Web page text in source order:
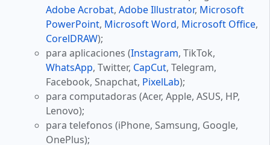
Adobe Acrobat, Adobe Illustrator, Microsoft
PowerPoint, Microsoft Word, Microsoft Office,
CorelDRAW);
para aplicaciones (Instagram, TikTok,
WhatsApp, Twitter, CapCut, Telegram,
Facebook, Snapchat, PixelLab);
para computadoras (Acer, Apple, ASUS, HP,
Lenovo);
para telefonos (iPhone, Samsung, Google,
OnePlus);